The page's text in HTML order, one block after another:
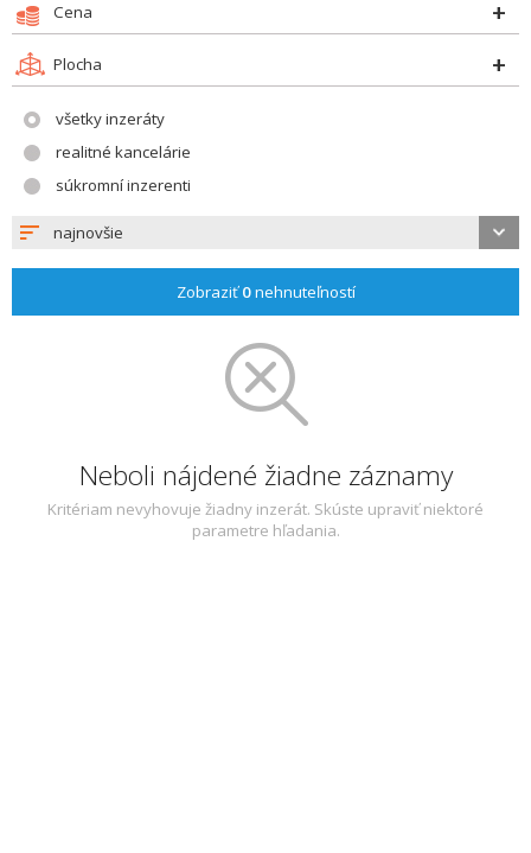
Cena
Plocha
všetky inzeráty
realitné kancelárie
súkromní inzerenti
najnovšie
Zobraziť0nehnuteľností
Neboli nájdené žiadne záznamy
Kritériam nevyhovuje žiadny inzerát. Skúste upraviť niektoré
parametre hľadania.